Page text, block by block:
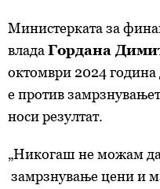
Министерката за
владаГордана
октомври 2024
е против
носи резултат.
„Никогаш не можам да
замрзнување цени и